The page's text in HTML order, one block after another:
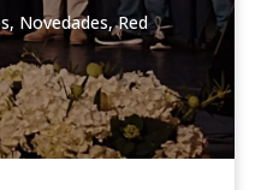
, Novedades,Red